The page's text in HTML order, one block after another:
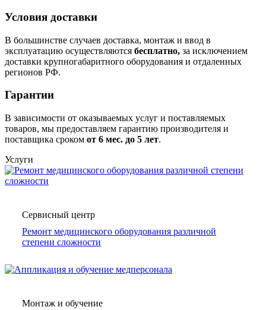
Условия доставки
В большинстве случаев доставка, монтаж и ввод в
эксплуатацию осуществляются бесплатно, за исключением
доставки крупногабаритного оборудования и отдаленных
регионов РФ.
Гарантии
В зависимости от оказываемых услуг и поставляемых
товаров, мы предоставляем гарантию производителя и
поставщика сроком от 6 мес. до 5 лет.
Услуги
Сервисный центр
Ремонт медицинского оборудования различной
степени сложности
Монтаж и обучение